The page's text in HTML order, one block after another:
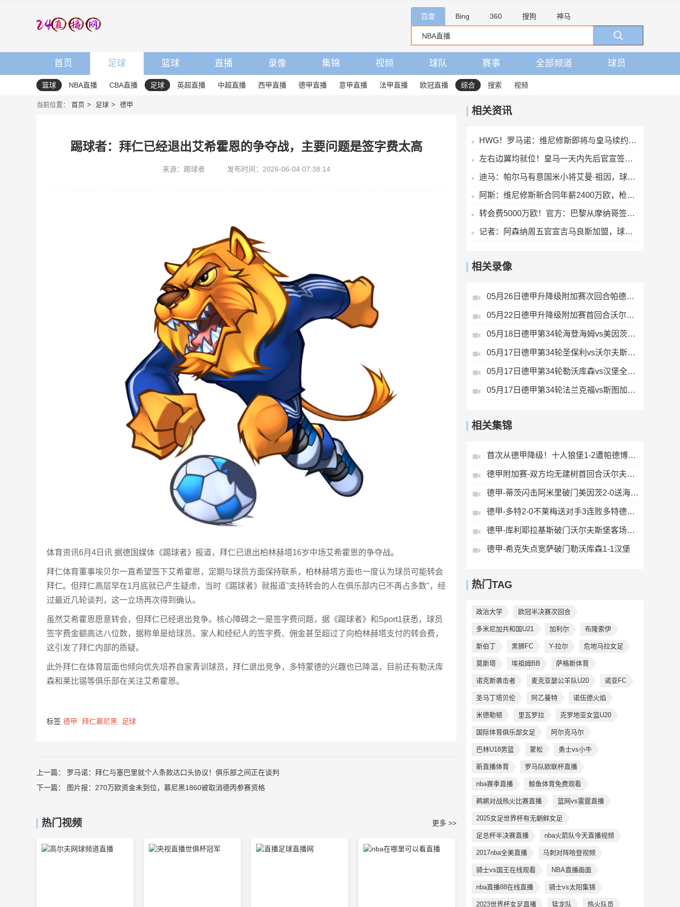
百度 Bing 360 搜狗 神马
首页 足球 篮球 直播 录像 集锦 视频 球队 赛事 全部频道 球员
篮球 NBA直播 CBA直播 足球 英超直播 中超直播 西甲直播 德甲直播 意甲直播 法甲直播 欧冠直播 综合 搜索 视频
当前位置： 首页 足球 德甲
踢球者：拜仁已经退出艾希霍恩的争夺战，主要问题是签字费太高
来源：踢球者 发布时间：2026-06-04 07:38:14
体育资讯6月4日讯 据德国媒体《踢球者》报道，拜仁已退出柏林赫塔16岁中场艾希霍恩的争夺战。
拜仁体育董事埃贝尔一直希望签下艾希霍恩，定期与球员方面保持联系，柏林赫塔方面也一度认为球员可能转会
拜仁。但拜仁高层早在1月底就已产生疑虑，当时《踢球者》就报道"支持转会的人在俱乐部内已不再占多数"，经
过最近几轮谈判，这一立场再次得到确认。
虽然艾希霍恩愿意转会，但拜仁已经退出竞争。核心障碍之一是签字费问题，据《踢球者》和Sport1获悉，球员
签字费金额高达八位数，据称单是给球员、家人和经纪人的签字费、佣金甚至超过了向柏林赫塔支付的转会费，
这引发了拜仁内部的质疑。
此外拜仁在体育层面也倾向优先培养自家青训球员，拜仁退出竞争，多特蒙德的兴趣也已降温，目前还有勒沃库
森和莱比锡等俱乐部在关注艾希霍恩。
标签 德甲 拜仁慕尼黑 足球
上一篇： 罗马诺：拜仁与塞巴里就个人条款达口头协议！俱乐部之间正在谈判
下一篇：
图片报：270万欧资金未到位，慕尼黑1860被取消德丙参赛资格
热门视频 更多 >>
相关资讯
HWG！罗马诺：维尼修斯即将与皇马续约，签下为期6年的全新合同
左右边翼均就位！皇马一天内先后官宣签下迪奥曼德、续约维尼修斯
迪马：帕尔马有意国米小将艾曼·祖因，球员此前和阿斯科利谈判
阿斯：维尼修斯新合同年薪2400万欧，枪手的出现加速续约谈判进展
转会费5000万欧！官方：巴黎从摩纳哥签下24岁法国边锋阿克利乌什
记者：阿森纳周五官宣吉马良斯加盟，球员已签下4+1的合同
相关录像
05月26日德甲升降级附加赛次回合帕德博恩vs沃尔夫斯堡全场录像
05月22日德甲升降级附加赛首回合沃尔夫斯堡vs帕德博恩全场录像
05月18日德甲第34轮海登海姆vs美因茨全场录像
05月17日德甲第34轮圣保利vs沃尔夫斯堡全场录像
05月17日德甲第34轮勒沃库森vs汉堡全场录像
05月17日德甲第34轮法兰克福vs斯图加特全场录像
相关集锦
首次从德甲降级！十人狼堡1-2遭帕德博恩逆转库尔达加时赛制胜
德甲附加赛-双方均无建树首回合沃尔夫斯堡0-0帕德博恩
德甲-蒂茨闪击阿米里破门美因茨2-0送海登海姆降级
德甲-多特2-0不莱梅送对手3连败多特德甲亚军收官吉拉西破门
德甲-库利耶拉基斯破门沃尔夫斯堡客场3-1送圣保利降级
德甲-希克失点宽萨破门勒沃库森1-1汉堡
热门TAG
政治大学 欧冠半决赛次回合
多米尼加共和国U21 加利尔 布隆索伊
斯伯丁 黑狮FC Y-拉尔 危地马拉女足
莫斯塔 埃祖姆BB 萨格斯体育
诺克斯袭击者 麦克亚瑟公羊队U20 诺亚FC
圣马丁塔贝伦 阿乙曼特 诺伍德火焰
米德勒顿 里瓦罗拉 克罗地亚女篮U20
国际体育俱乐部女足 阿尔克马尔
巴林U18男篮 蒙松 勇士vs小牛
新直播体育 罗马队欧联杯直播
nba赛季直播 鲸鱼体育免费观看
鹈鹕对战热火比赛直播 篮网vs雷霆直播
2025女足世界杯有无朝鲜女足
足总杯半决赛直播 nba火箭队今天直播视频
2017nba全美直播 马刺对阵哈登视频
骑士vs国王在线观看 NBA直播画面
nba直播88在线直播 骑士vs太阳集锦
2023世界杯女足直播 猛龙队 热火队员